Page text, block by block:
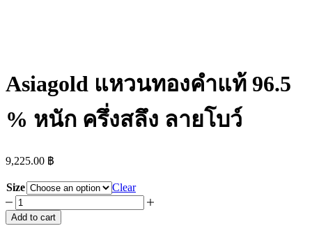
Asiagold แหวนทองคำแท้ 96.5
% หนัก ครึ่งสลึง ลายโบว์
9,225.00 ฿
Size
Clear
Asiagold
แหวน
Add to cart